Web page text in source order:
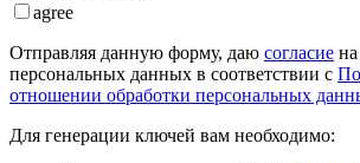
agree
Отправляя данную форму, даю согласие
персональных данных в соответствии с
отношении обработки персональных
Для генерации ключей вам необходимо: